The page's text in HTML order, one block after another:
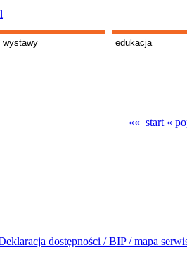
wystawy edukacja
«« start «
dostępności /BIP /mapa